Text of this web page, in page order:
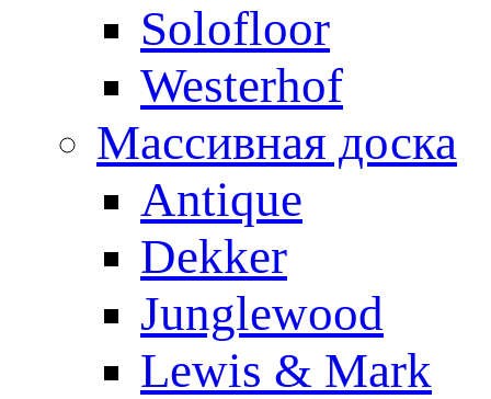
Solofloor
Westerhof
Массивная доска
Antique
Dekker
Junglewood
Lewis & Mark